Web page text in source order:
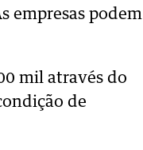
empresas podem
mil através do
de